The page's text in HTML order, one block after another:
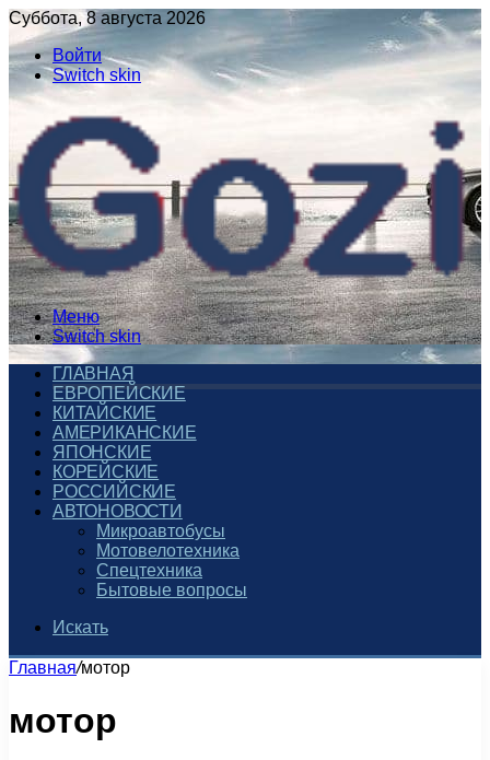
Суббота, 8 августа 2026
Войти
Switch skin
Меню
Switch skin
ГЛАВНАЯ
ЕВРОПЕЙСКИЕ
КИТАЙСКИЕ
АМЕРИКАНСКИЕ
ЯПОНСКИЕ
КОРЕЙСКИЕ
РОССИЙСКИЕ
АВТОНОВОСТИ
Микроавтобусы
Мотовелотехника
Спецтехника
Бытовые вопросы
Искать
Главная/мотор
мотор